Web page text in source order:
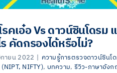
คเอ๋อ Vs ดาวน์ซินโดรม
คัดกรองได้หรือไม่?
ายน 2022 | ความรู้การตรวจดาวน์ซินโ
(NIPT, NIFTY), บทความ, รีวิว-ภาษาอังก